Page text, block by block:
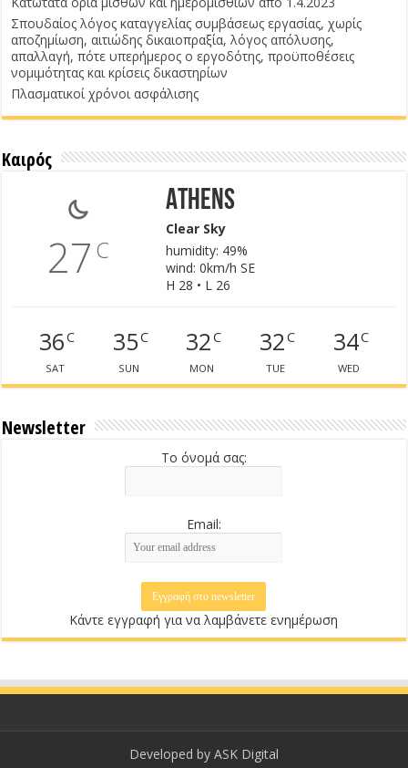
Σπουδαίος λόγος καταγγελίας συμβάσεως εργασίας, χωρίς
αποζημίωση, αιτιώδης δικαιοπραξία, λόγος απόλυσης,
απαλλαγή, πότε υπερήμερος ο εργοδότης, προϋποθέσεις
νομιμότητας και κρίσεις δικαστηρίων
Πλασματικοί χρόνοι ασφάλισης
Καιρός
27 C
Athens
Clear Sky
humidity: 49%
wind: 0km/h SE
H 28 • L 26
36C
SAT
35C
SUN
32C
MON
32C
TUE
34C
WED
Newsletter
Το όνομά σας:
Email:
Κάντε εγγραφή για να λαμβάνετε ενημέρωση
Developed by ASK Digital